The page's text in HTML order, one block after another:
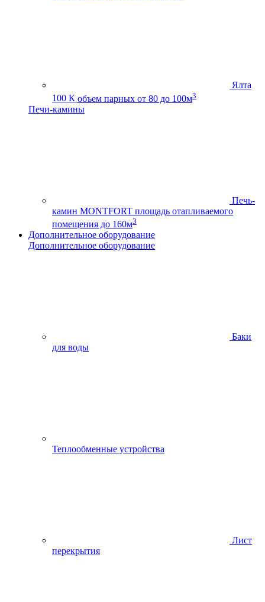
Ялта
100 К объем парных от 80 до 100м3
Печи-камины
Печь-
камин MONTFORT площадь отапливаемого
помещения до 160м3
Дополнительное оборудование
Дополнительное оборудование
Баки
для воды
Теплообменные устройства
Лист
перекрытия